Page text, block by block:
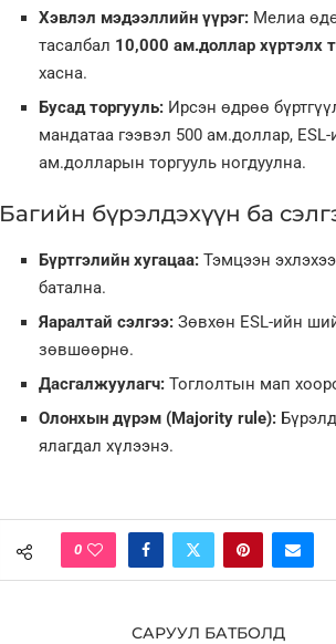
Хэвлэл мэдээллийн үүрэг:Мелиа
тасалбал 10,000 ам.доллар хүртэлх
хасна.
Бусад торгууль:Ирсэн өдрөө
мандатаа гээвэл 500 ам.доллар,
ам.долларын торгууль ногдуулна.
Багийн бүрэлдэхүүн ба
Бүртгэлийн хугацаа:Тэмцээн
батална.
Яаралтай сэлгээ:Зөвхөн ESL-ийн
зөвшөөрнө.
Дасгалжуулагч:Тоглолтын мап
Олонхын дүрэм (Majority rule):
ялагдал хүлээнэ.
0
САРУУЛ БАТБОЛД